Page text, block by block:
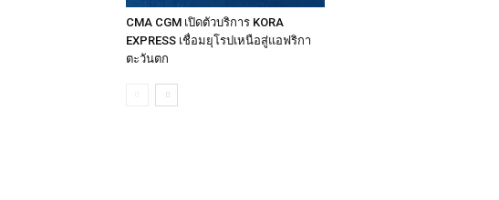
CMA CGM เปิดตัวบริการ KORA
EXPRESS เชื่อมยุโรปเหนือสู่แอฟริกา
ตะวันตก